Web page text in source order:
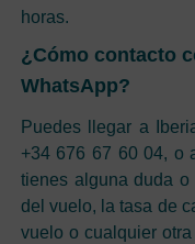
horas.
¿Cómo contacto
WhatsApp?
Puedes llegar a
+34 676 67 60 04, o
tienes alguna duda
del vuelo, la tasa de
vuelo o cualquier